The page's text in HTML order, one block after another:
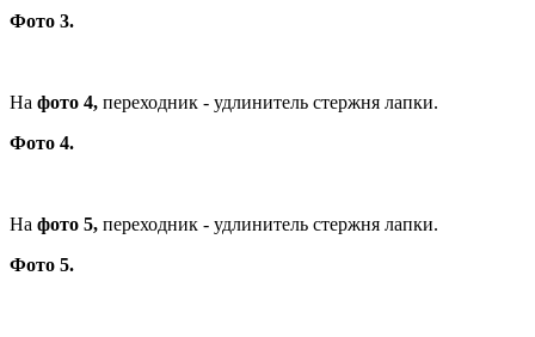
Фото 3.
На фото 4, переходник - удлинитель стержня лапки.
Фото 4.
На фото 5, переходник - удлинитель стержня лапки.
Фото 5.